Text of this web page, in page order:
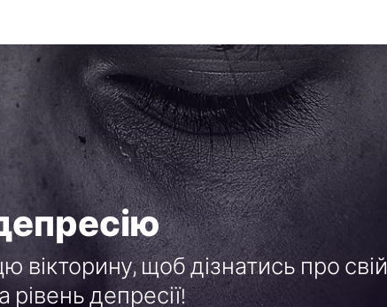
вікторину, щоб дізнатись про свій
рівень депресії!